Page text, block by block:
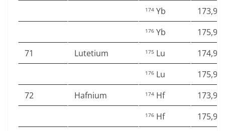
174 Yb
176 Yb
71
Lutetium 175 Lu
176 Lu
72
Hafnium 174 Hf
176 Hf